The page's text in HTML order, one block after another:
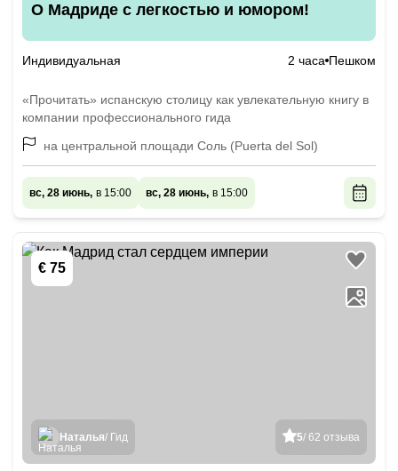
О Мадриде с легкостью и юмором!
Индивидуальная 2 часа Пешком
«Прочитать» испанскую столицу как увлекательную книгу в
компании профессионального гида
на центральной площади Соль (Puerta del Sol)
вс, 28 июнь, в 15:00 вс, 28 июнь, в 15:00
€ 75
5/ 62 отзыва
Наталья/ Гид